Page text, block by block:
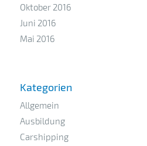
Oktober 2016
Juni 2016
Mai 2016
Kategorien
Allgemein
Ausbildung
Carshipping